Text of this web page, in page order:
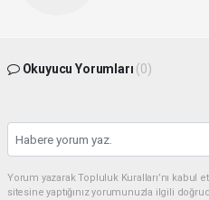
Okuyucu Yorumları (0)
Yorum yazarak Topluluk Kuralları’nı
sitesine yaptığınız yorumunuzla ilgili